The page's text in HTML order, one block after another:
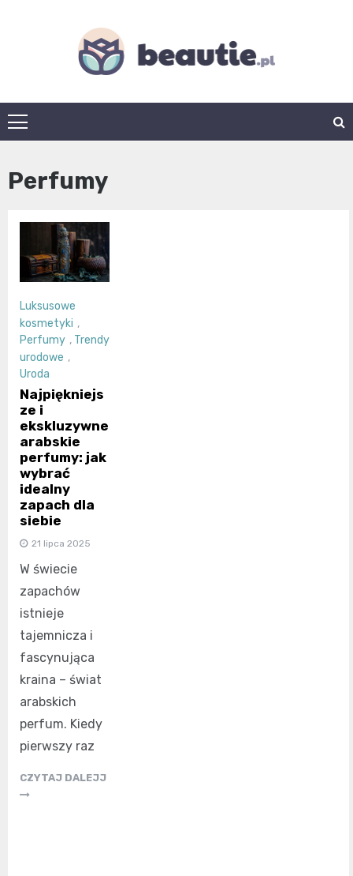
beautie.pl
Perfumy
Luksusowe
kosmetyki ,
Perfumy , Trendy
urodowe ,
Uroda
Najpiękniejs
ze i
ekskluzywne
arabskie
perfumy: jak
wybrać
idealny
zapach dla
siebie
21 lipca 2025
W świecie
zapachów
istnieje
tajemnicza i
fascynująca
kraina – świat
arabskich
perfum. Kiedy
pierwszy raz
CZYTAJ DALEJJ